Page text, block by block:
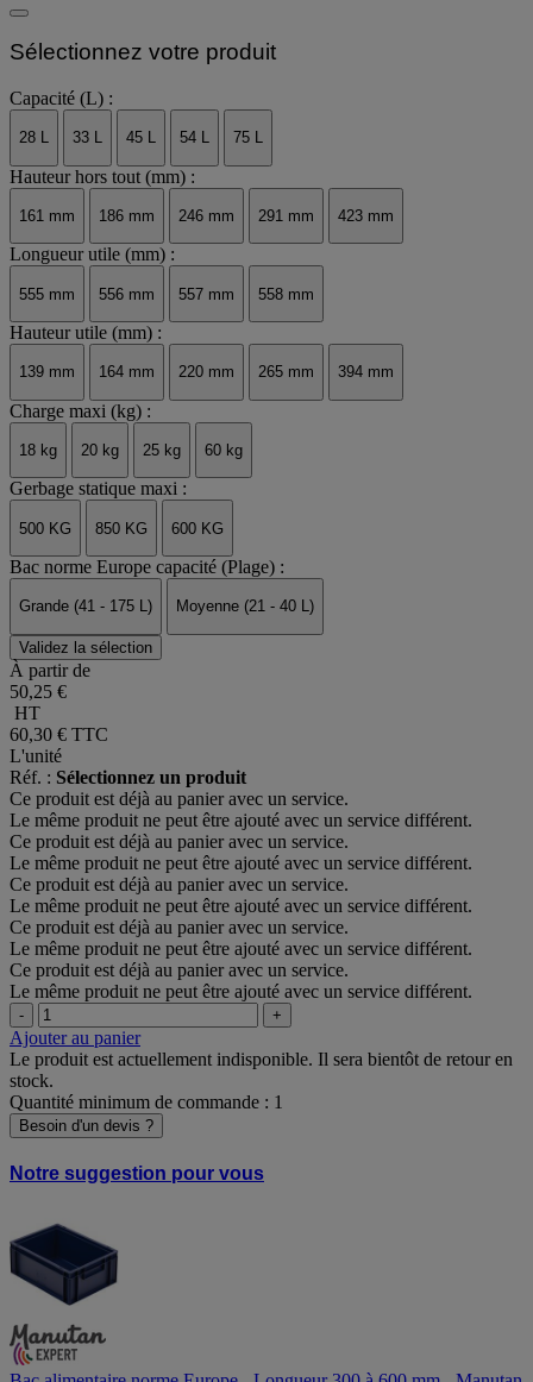
Sélectionnez votre produit
Capacité (L) :
28 L 33 L 45 L 54 L 75 L
Hauteur hors tout (mm) :
161 mm 186 mm 246 mm 291 mm 423 mm
Longueur utile (mm) :
555 mm 556 mm 557 mm 558 mm
Hauteur utile (mm) :
139 mm 164 mm 220 mm 265 mm 394 mm
Charge maxi (kg) :
18 kg 20 kg 25 kg 60 kg
Gerbage statique maxi :
500 KG 850 KG 600 KG
Bac norme Europe capacité (Plage) :
Grande (41 - 175 L) Moyenne (21 - 40 L)
Validez la sélection
À partir de
50,25 €
HT
60,30 € TTC
L'unité
Réf. : Sélectionnez un produit
Ce produit est déjà au panier avec un service.
Le même produit ne peut être ajouté avec un service différent.
Ce produit est déjà au panier avec un service.
Le même produit ne peut être ajouté avec un service différent.
Ce produit est déjà au panier avec un service.
Le même produit ne peut être ajouté avec un service différent.
Ce produit est déjà au panier avec un service.
Le même produit ne peut être ajouté avec un service différent.
Ce produit est déjà au panier avec un service.
Le même produit ne peut être ajouté avec un service différent.
- +
Ajouter au panier
Le produit est actuellement indisponible. Il sera bientôt de retour en
stock.
Quantité minimum de commande : 1
Besoin d'un devis ?
Notre suggestion pour vous